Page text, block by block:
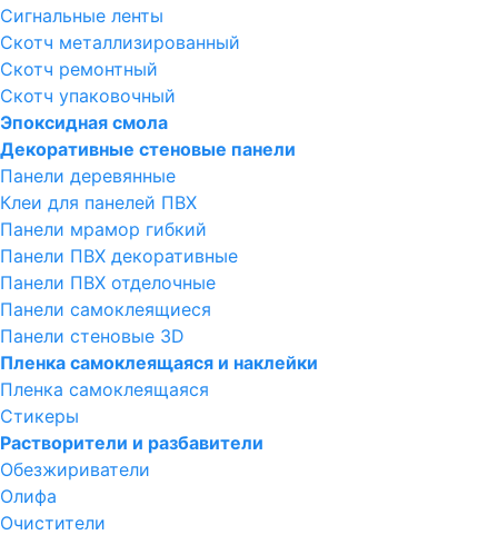
Сигнальные ленты
Скотч металлизированный
Скотч ремонтный
Скотч упаковочный
Эпоксидная смола
Декоративные стеновые панели
Панели деревянные
Клеи для панелей ПВХ
Панели мрамор гибкий
Панели ПВХ декоративные
Панели ПВХ отделочные
Панели самоклеящиеся
Панели стеновые 3D
Пленка самоклеящаяся и наклейки
Пленка самоклеящаяся
Стикеры
Растворители и разбавители
Обезжириватели
Олифа
Очистители